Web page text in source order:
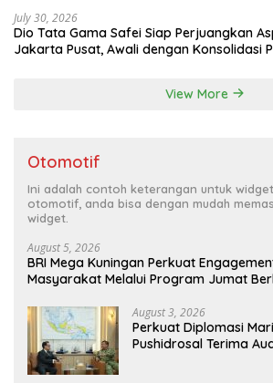
July 30, 2026
Dio Tata Gama Safei Siap Perjuangkan
Jakarta Pusat, Awali dengan Konsolidasi
View More
Otomotif
Ini adalah contoh keterangan untuk
otomotif, anda bisa dengan mudah
widget.
August 5, 2026
BRI Mega Kuningan Perkuat
Masyarakat Melalui Program Jumat
August 3, 2026
Perkuat Diplomasi
Pushidrosal Terima